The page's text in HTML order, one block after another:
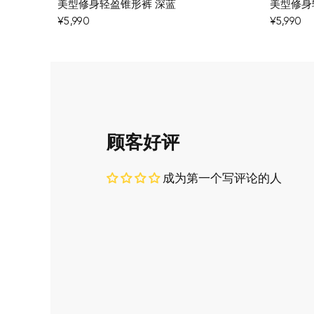
美型修身轻盈锥形裤 深蓝
¥5,990
美型修
¥5,990
顾客好评
成为第一个写评论的人